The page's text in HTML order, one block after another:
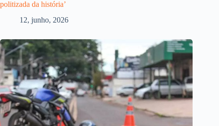
politizada da história’
12, junho, 2026